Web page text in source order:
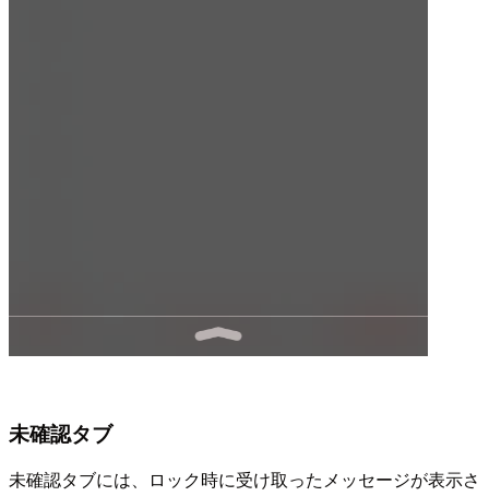
未確認タブ
未確認タブには、ロック時に受け取ったメッセージが表示さ